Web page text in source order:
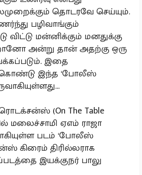
தொடரவே செய்யும்.
பழிவாங்கும்
மன்னிக்கும் மனதுக்கு
அன்று தான் அதற்கு ஒரு
இதை
கொண்டு இந்த ‘போலீஸ்
(On The Table
மலைச்சாமி ஏஎம் ராஜா
படம் ‘போலீஸ்
கிரைம் திரில்லராக
இயக்குநர் பாலு